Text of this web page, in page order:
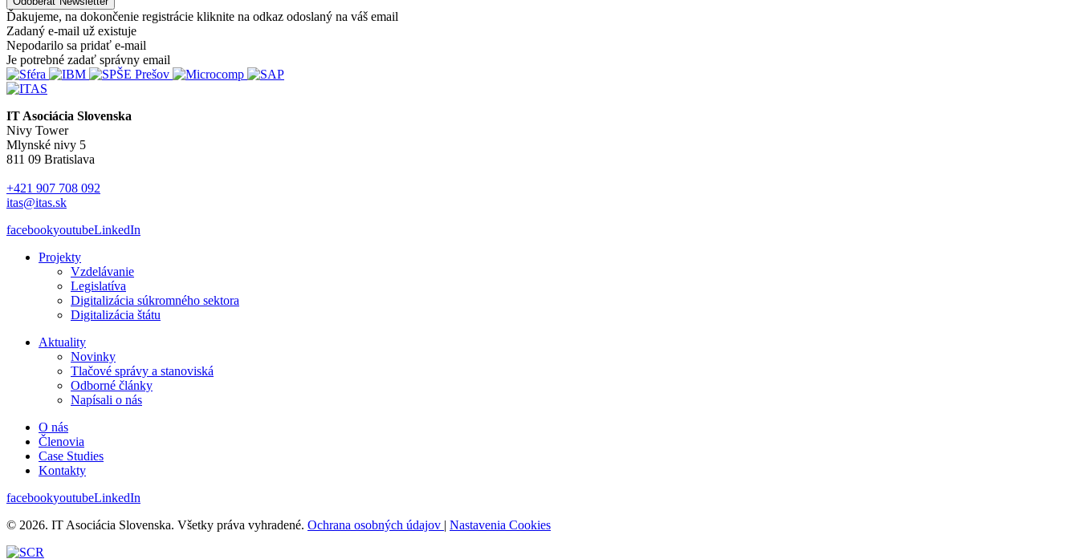
Ďakujeme, na dokončenie registrácie kliknite na odkaz odoslaný na váš email
Zadaný e-mail už existuje
Nepodarilo sa pridať e-mail
Je potrebné zadať správny email
IT Asociácia Slovenska
Nivy Tower
Mlynské nivy 5
811 09 Bratislava
+421 907 708 092
itas@itas.sk
facebookyoutubeLinkedIn
Projekty
Vzdelávanie
Legislatíva
Digitalizácia súkromného sektora
Digitalizácia štátu
Aktuality
Novinky
Tlačové správy a stanoviská
Odborné články
Napísali o nás
O nás
Členovia
Case Studies
Kontakty
facebookyoutubeLinkedIn
© 2026. IT Asociácia Slovenska. Všetky práva vyhradené. Ochrana osobných údajov | Nastavenia Cookies